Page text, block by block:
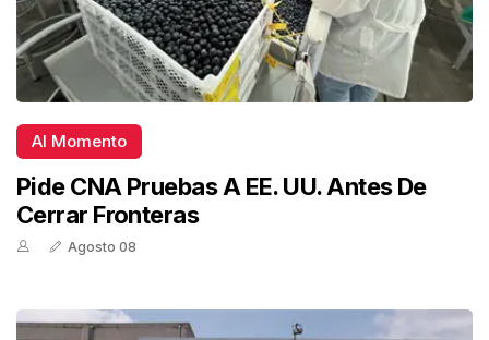
Al Momento
Pide CNA Pruebas A EE. UU. Antes De
Cerrar Fronteras
Agosto 08